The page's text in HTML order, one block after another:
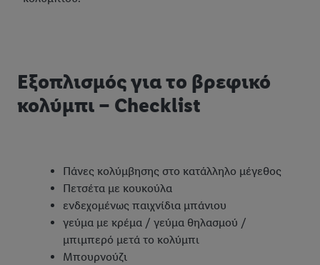
Εξοπλισμός για το βρεφικό
κολύμπι – Checklist
Πάνες κολύμβησης στο κατάλληλο μέγεθος
Πετσέτα με κουκούλα
ενδεχομένως παιχνίδια μπάνιου
γεύμα με κρέμα / γεύμα θηλασμού /
μπιμπερό μετά το κολύμπι
Μπουρνούζι